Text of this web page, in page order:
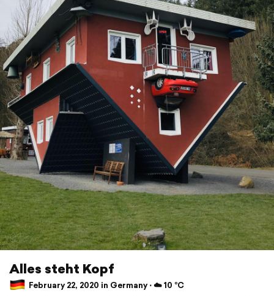
Alles steht Kopf
February 22, 2020 in Germany ⋅ ☁️ 10 °C